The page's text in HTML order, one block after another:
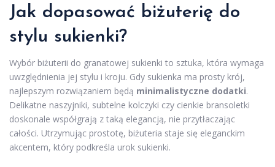
Jak dopasować biżuterię do
stylu sukienki?
Wybór biżuterii do granatowej sukienki to sztuka, która wymaga
uwzględnienia jej stylu i kroju. Gdy sukienka ma prosty krój,
najlepszym rozwiązaniem będą minimalistyczne dodatki.
Delikatne naszyjniki, subtelne kolczyki czy cienkie bransoletki
doskonale współgrają z taką elegancją, nie przytłaczając
całości. Utrzymując prostotę, biżuteria staje się eleganckim
akcentem, który podkreśla urok sukienki.